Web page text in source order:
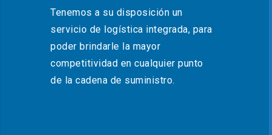
Tenemos a su disposición un
servicio de logística integrada, para
poder brindarle la mayor
competitividad en cualquier punto
de la cadena de suministro.